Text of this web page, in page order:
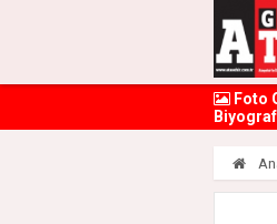
Foto